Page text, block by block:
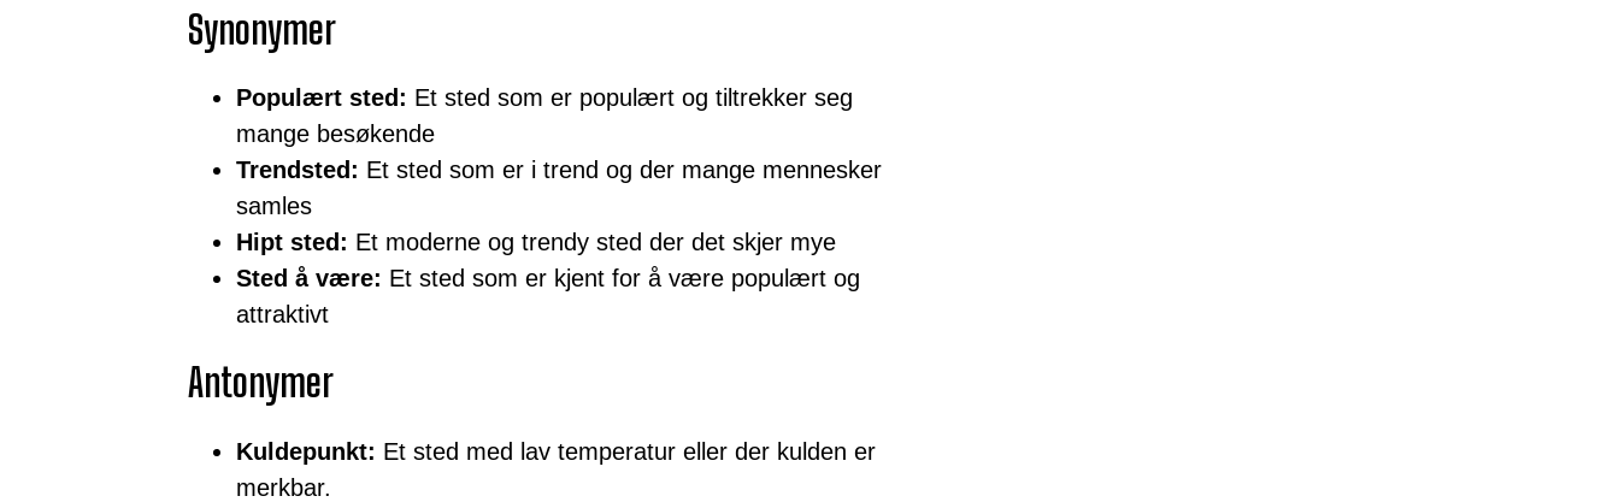
Synonymer
Populært sted: Et sted som er populært og tiltrekker seg
mange besøkende
Trendsted: Et sted som er i trend og der mange mennesker
samles
Hipt sted: Et moderne og trendy sted der det skjer mye
Sted å være: Et sted som er kjent for å være populært og
attraktivt
Antonymer
Kuldepunkt: Et sted med lav temperatur eller der kulden er
merkbar.